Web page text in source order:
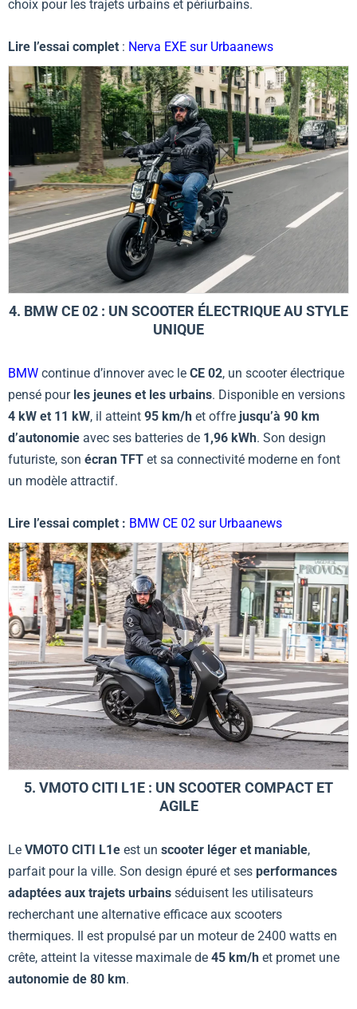
choix pour les trajets urbains et périurbains.
Lire l’essai complet : Nerva EXE sur Urbaanews
4. BMW CE 02 : UN SCOOTER ÉLECTRIQUE AU STYLE
UNIQUE
BMW continue d’innover avec le CE 02, un scooter électrique
pensé pour les jeunes et les urbains. Disponible en versions
4 kW et 11 kW, il atteint 95 km/h et offre jusqu’à 90 km
d’autonomie avec ses batteries de 1,96 kWh. Son design
futuriste, son écran TFT et sa connectivité moderne en font
un modèle attractif.
Lire l’essai complet : BMW CE 02 sur Urbaanews
5. VMOTO CITI L1E : UN SCOOTER COMPACT ET
AGILE
Le VMOTO CITI L1e est un scooter léger et maniable,
parfait pour la ville. Son design épuré et ses performances
adaptées aux trajets urbains séduisent les utilisateurs
recherchant une alternative efficace aux scooters
thermiques. Il est propulsé par un moteur de 2400 watts en
crête, atteint la vitesse maximale de 45 km/h et promet une
autonomie de 80 km.